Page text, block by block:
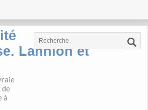
Lannion et
à